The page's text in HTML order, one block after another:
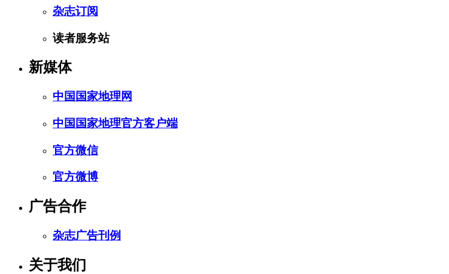
杂志订阅
读者服务站
新媒体
中国国家地理网
中国国家地理官方客户端
官方微信
官方微博
广告合作
杂志广告刊例
关于我们